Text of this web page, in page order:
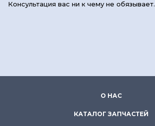
Консультация вас ни к чему не обязывает.
О НАС
КАТАЛОГ ЗАПЧАСТЕЙ